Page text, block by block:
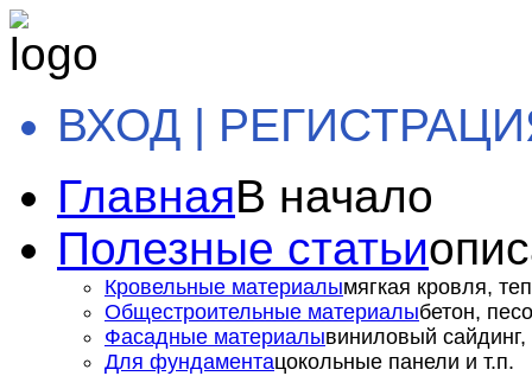
ВХОД |
ГлавнаяВ начало
Полезные статьи
Кровельные материалымягкая кровля,
Общестроительные материалыбетон,
Фасадные материалывиниловый сайдинг,
Для фундаментацокольные панели и т.п.